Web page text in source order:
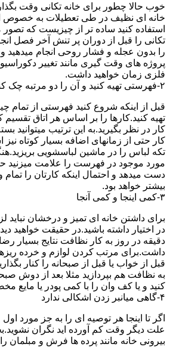
خوب حالا چطور برای خانه تکانی وقت
خانه ای نظیف در طی تعطیلات به
استفاده کنید ساده تر از چیزیست که تصور
تکانی را قبل از دوران پر تنش آخر فصل
را بدون عجله و فشار روحی انجام میدهید و
پروژه های وقت گیری مانند تغییر
فلزی زمان خواهید داشت.
۲-فهرستی تهیه کنید و آن را دو مرتبه چک کنید
قبل از اینکه شروع کنید فهرستی از تمام
تهیه کنید.کارها را بر اساس هر اتاق تقسیم
کار در نظر بگیرید.به این ترتیب میتوانید
کار حتی از زمانهای اضافه بسیار کوتاه نیز
تکه لباس را در ماشین لباسشویی
مورد موجود در فهرست را علامت میزنید
دست میدهد و احتمال اینکه کارتان را تمام
بیشتر خواهد بود.
۳-کمی اینجا و کمی آنجا
برای داشتن خانه ای تمیز و درخشان نباید
دقیقه در روز به کار نظافت نتایج بسیار
داشت.برای مرتب کردن لوازم و خرده
قبل از خواب یا قبل از صبحانه را کنار
به نظافت هم بپردازید مثلا بعد از دوش
کنید و یا کف وان را با کمی پودر یا مایع
۴-گاهی میانبر زدن اشکالی ندارد
اگر تا اینجا هر توصیه ای را به جز مورد
علت دیگر وقت کم آورده اید نگران
بیرونی خانه مانند پرده ها فرش و مبلمان